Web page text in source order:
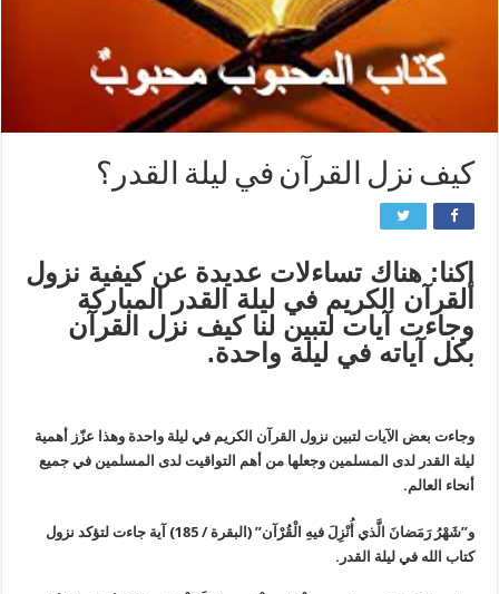
کیف نزل القرآن في لیلة القدر؟
إکنا: هناك تساءلات عدیدة عن کیفیة نزول
القرآن الکریم في لیلة القدر المباركة
وجاءت آیات لتبین لنا کیف نزل القرآن
بکل آیاته في لیلة واحدة.
وجاءت بعض الآیات لتبین نزول القرآن الکریم في لیلة واحدة وهذا عزّز أهمیة
لیلة القدر لدی المسلمین وجعلها من أهم التواقیت لدی المسلمین في جمیع
أنحاء العالم.
و”شَهْرُ رَمَضانَ الَّذي أُنْزِلَ فیهِ الْقُرْآن” (البقرة / 185) آیة جاءت لتؤکد نزول
کتاب الله في لیلة القدر.